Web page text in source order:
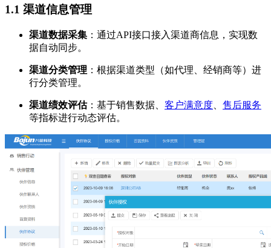
1.1 渠道信息管理
渠道数据采集 ：通过API接口接入渠道商信息，实现数
据自动同步。
渠道分类管理 ：根据渠道类型（如代理、经销商等）进
行分类管理。
渠道绩效评估：基于销售数据、 客户满意度
售后服务
等指标进行动态评估。